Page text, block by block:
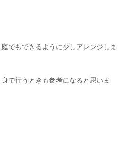
でもできるように少しアレンジしま
で行うときも参考になると思いま